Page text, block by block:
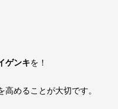
ゲンキを！
めることが大切です。